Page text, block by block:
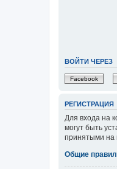
ВОЙТИ ЧЕРЕЗ
Facebook
РЕГИСТРАЦИЯ
Для входа на
могут быть
принятыми на
Общие